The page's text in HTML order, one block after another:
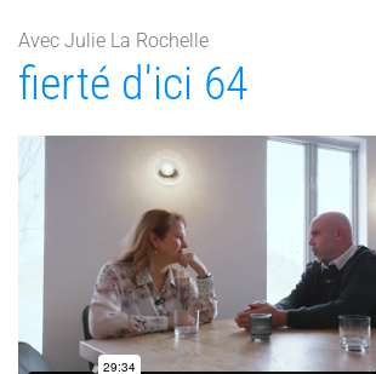
Avec Julie La Rochelle
fierté d'ici 64